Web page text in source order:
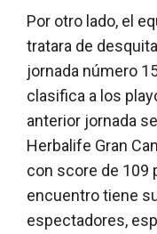
Por otro lado, el
tratara de
jornada número
clasifica a los
anterior jornada
Herbalife Gran
con score de 109
encuentro tiene
espectadores,